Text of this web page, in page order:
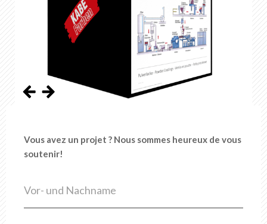
Vous avez un projet ? Nous sommes heureux de vous
soutenir!